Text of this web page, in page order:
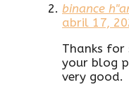
binance
abril 17,
Thanks for
your blog
very good.